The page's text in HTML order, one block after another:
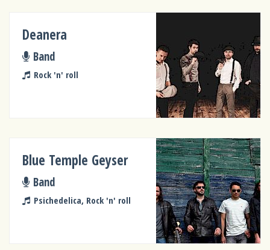
Deanera
Band
Rock 'n' roll
Blue Temple Geyser
Band
Psichedelica, Rock 'n' roll